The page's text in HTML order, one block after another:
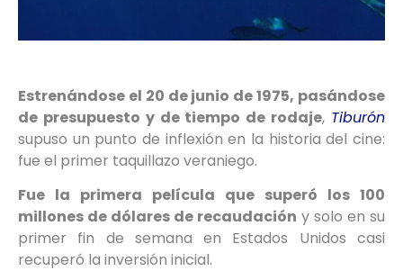
Estrenándose el 20 de junio de 1975, pasándose
de presupuesto y de tiempo de rodaje, Tiburón
supuso un punto de inflexión en la historia del cine:
fue el primer taquillazo veraniego.
Fue la primera película que superó los 100
millones de dólares de recaudación y solo en su
primer fin de semana en Estados Unidos casi
recuperó la inversión inicial.